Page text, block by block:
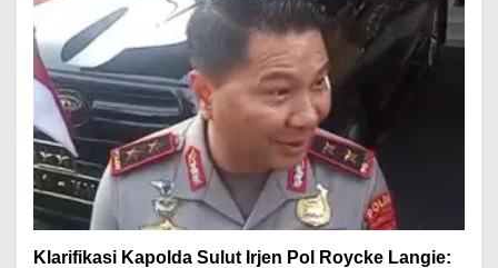
Klarifikasi Kapolda Sulut Irjen Pol Roycke Langie: